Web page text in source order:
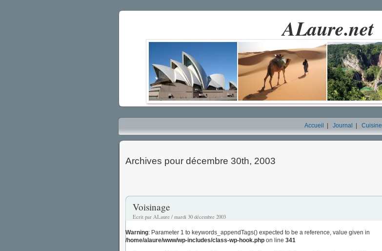
ALaure.net
Accueil Journal Cuisine
Archives pour décembre 30th, 2003
Voisinage
Ecrit par ALaure / mardi 30 décembre 2003
Warning: Parameter 1 to keywords_appendTags() expected to be a reference, value given in
/home/alaure/www/wp-includes/class-wp-hook.php on line 341